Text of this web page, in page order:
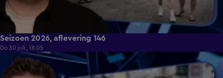
Seizoen 2026, aflevering 146
Do 30 juli, 18:05
47:12